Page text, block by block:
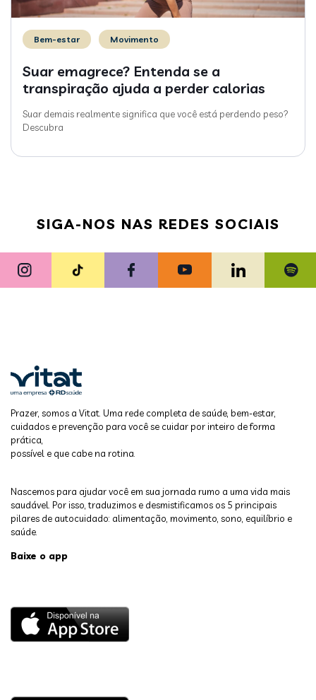
Bem-estar Movimento
Suar emagrece? Entenda se a
transpiração ajuda a perder calorias
Suar demais realmente significa que você está perdendo peso?
Descubra
SIGA-NOS NAS REDES SOCIAIS
Prazer, somos a Vitat. Uma rede completa de saúde, bem-estar,
cuidados e prevenção para você se cuidar por inteiro de forma
prática,
possível e que cabe na rotina.
Nascemos para ajudar você em sua jornada rumo a uma vida mais
saudável. Por isso, traduzimos e desmistificamos os 5 principais
pilares de autocuidado: alimentação, movimento, sono, equilíbrio e
saúde.
Baixe o app